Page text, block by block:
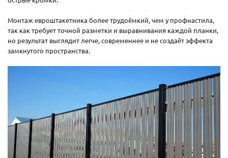
Монтаж евроштакетника более трудоёмкий, чем у профнастила,
так как требует точной разметки и выравнивания каждой планки,
но результат выглядит легче, современнее и не создаёт эффекта
замкнутого пространства.